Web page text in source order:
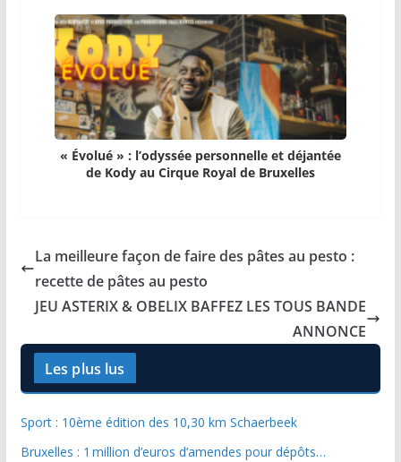
« Évolué » : l’odyssée personnelle et déjantée
de Kody au Cirque Royal de Bruxelles
La meilleure façon de faire des pâtes au pesto :
recette de pâtes au pesto
JEU ASTERIX & OBELIX BAFFEZ LES TOUS BANDE
ANNONCE
Les plus lus
Sport : 10ème édition des 10,30 km Schaerbeek
Bruxelles : 1 million d’euros d’amendes pour dépôts…